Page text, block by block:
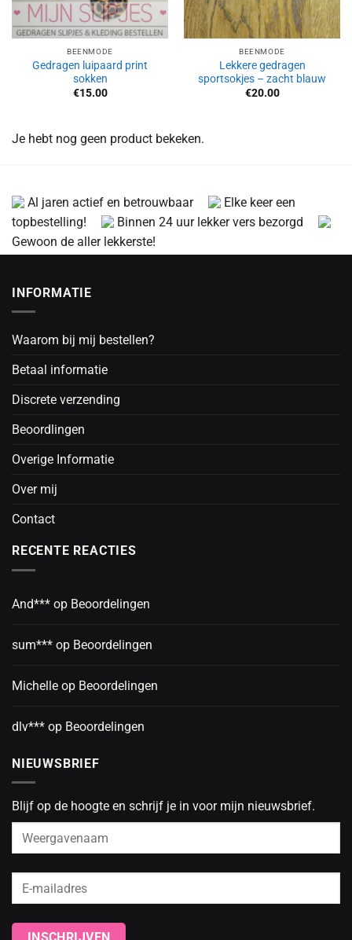
BEENMODE
Gedragen luipaard print
sokken
€15.00
BEENMODE
Lekkere gedragen
sportsokjes – zacht blauw
€20.00
Je hebt nog geen product bekeken.
Al jaren actief en betrouwbaar
Elke keer een
topbestelling!
Binnen 24 uur lekker vers bezorgd
Gewoon de aller lekkerste!
INFORMATIE
Waarom bij mij bestellen?
Betaal informatie
Discrete verzending
Beoordlingen
Overige Informatie
Over mij
Contact
RECENTE REACTIES
And*** op Beoordelingen
sum*** op Beoordelingen
Michelle op Beoordelingen
dlv*** op Beoordelingen
NIEUWSBRIEF
Blijf op de hoogte en schrijf je in voor mijn nieuwsbrief.